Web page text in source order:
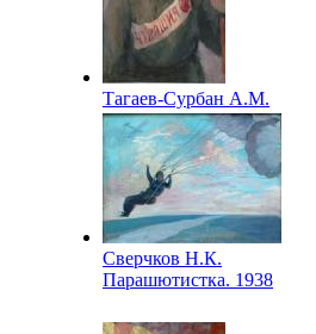
Тагаев-Сурбан А.М.
Лыжница-
колхозница. 1936
Сверчков Н.К.
Парашютистка. 1938